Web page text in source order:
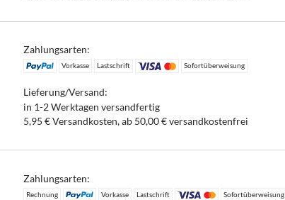
Zahlungsarten:
Vorkasse Lastschrift Sofortüberweisung
Lieferung/Versand:
in 1-2 Werktagen versandfertig
5,95 € Versandkosten, ab 50,00 € versandkostenfrei
Zahlungsarten:
Rechnung Vorkasse Lastschrift Sofortüberweisung